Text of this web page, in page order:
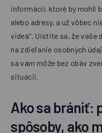
informácií, ktoré by mohli
alebo adresy, a už vôbec
videá“. Uistite sa, že
na zdieľanie osobných
sa vám môže bez obáv
situácii.
Ako sa brániť:
spôsoby, ako